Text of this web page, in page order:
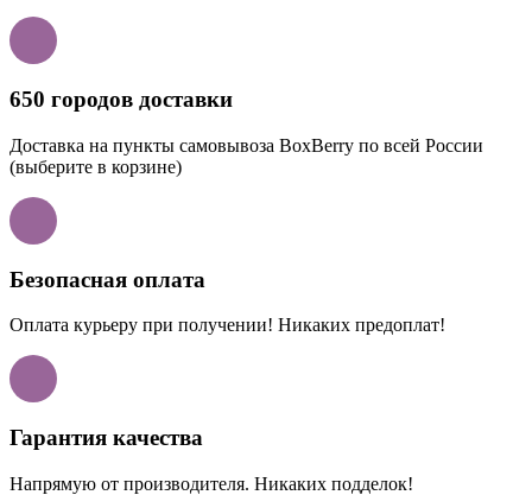
650 городов доставки
Доставка на пункты самовывоза BoxBerry по всей России
(выберите в корзине)
Безопасная оплата
Оплата курьеру при получении! Никаких предоплат!
Гарантия качества
Напрямую от производителя. Никаких подделок!